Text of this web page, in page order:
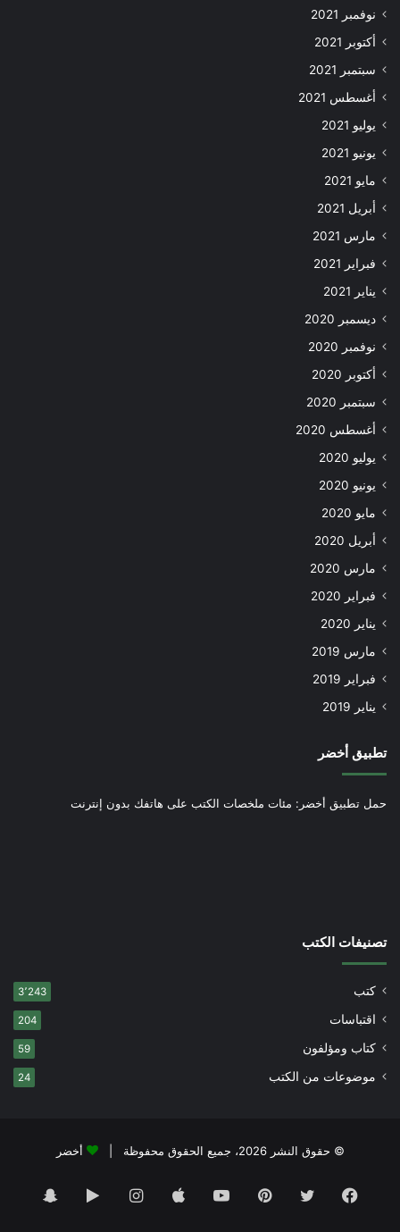
نوفمبر 2021
أكتوبر 2021
سبتمبر 2021
أغسطس 2021
يوليو 2021
يونيو 2021
مايو 2021
أبريل 2021
مارس 2021
فبراير 2021
يناير 2021
ديسمبر 2020
نوفمبر 2020
أكتوبر 2020
سبتمبر 2020
أغسطس 2020
يوليو 2020
يونيو 2020
مايو 2020
أبريل 2020
مارس 2020
فبراير 2020
يناير 2020
مارس 2019
فبراير 2019
يناير 2019
تطبيق أخضر
حمل تطبيق أخضر: مئات ملخصات الكتب على هاتفك بدون إنترنت
تصنيفات الكتب
كتب 3٬243
اقتباسات 204
كتاب ومؤلفون 59
موضوعات من الكتب 24
© حقوق النشر 2026، جميع الحقوق محفوظة | أخضر
فيسبوك تويتر بينتيريستيوتيوب انستقرام‏Google